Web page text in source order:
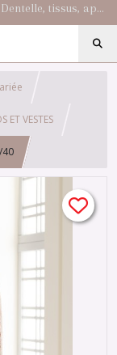
Fournitures pour coudre une robe de mariée. Dentelle, tissus, appliqués, galons, boutons. Robes et accessoires pour la mariée.
ET VESTES